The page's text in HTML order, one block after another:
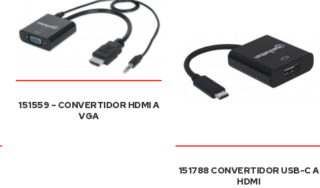
151559 – CONVERTIDOR HDMI A
VGA
151788 CONVERTIDOR USB-C A
HDMI